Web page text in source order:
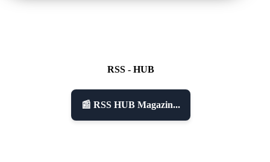
RSS - HUB
📰 RSS HUB Magazin...